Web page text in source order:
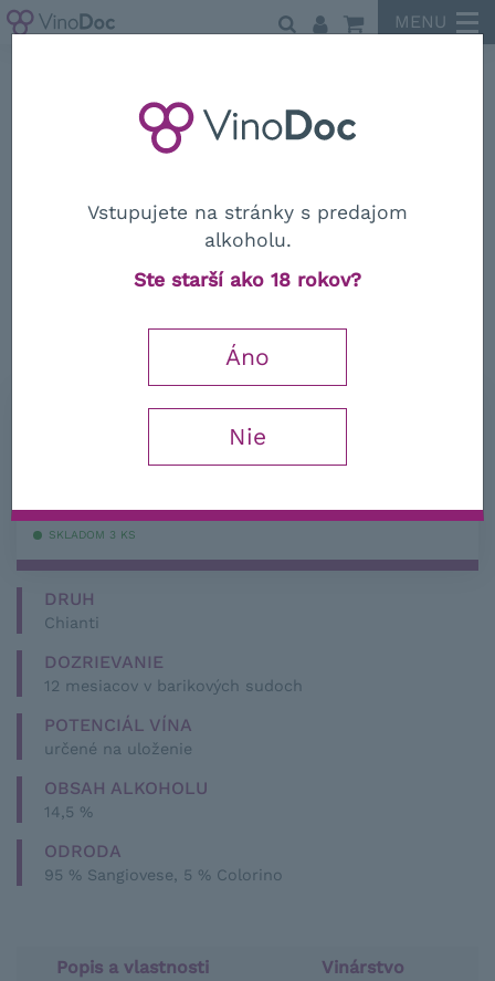
MENU
€ − +
SKLADOM 3 KS
DRUH
Chianti
DOZRIEVANIE
12 mesiacov v barikových sudoch
POTENCIÁL VÍNA
určené na uloženie
OBSAH ALKOHOLU
14,5 %
ODRODA
95 % Sangiovese, 5 % Colorino
Popis a vlastnosti
Vinárstvo
Vstupujete na stránky s predajom
alkoholu.
Ste starší ako 18 rokov?
Áno
Nie